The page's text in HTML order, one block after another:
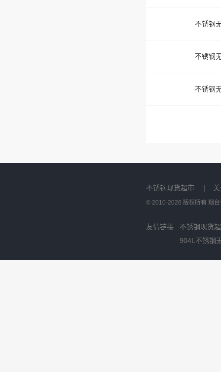
不锈钢
不锈钢
不锈钢
不锈钢现货超市 |
© 2010-2026 版权所有 烟
友情链接
不锈钢现货
904L不锈钢